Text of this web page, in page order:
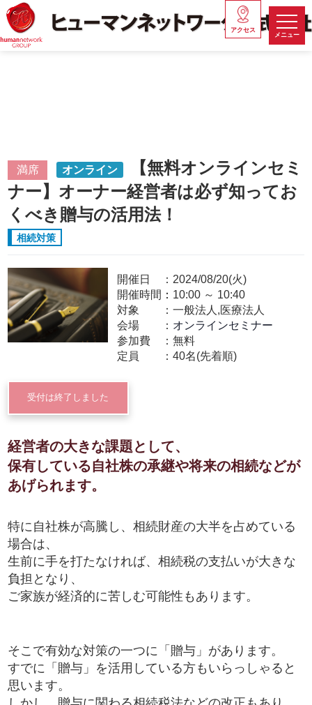
メニュー
アクセス
満席 オンライン
【無料オンラインセミ
ナー】オーナー経営者は必ず知ってお
くべき贈与の活用法！
相続対策
開催日
2024/08/20(火)
開催時間： 10:00～ 10:40
対象
一般法人,医療法人
会場
オンラインセミナー
参加費
無料
定員
40名(先着順)
受付は終了しました
経営者の大きな課題として、
保有している自社株の承継や将来の相続などが
あげられます。
特に自社株が高騰し、相続財産の大半を占めている
場合は、
生前に手を打たなければ、相続税の支払いが大きな
負担となり、
ご家族が経済的に苦しむ可能性もあります。
そこで有効な対策の一つに「贈与」があります。
すでに「贈与」を活用している方もいらっしゃると
思います。